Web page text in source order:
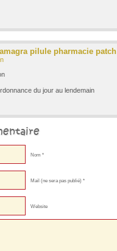
pilule pharmacie
du jour au lendemain
Nom *
Mail (ne sera pas publié) *
Website